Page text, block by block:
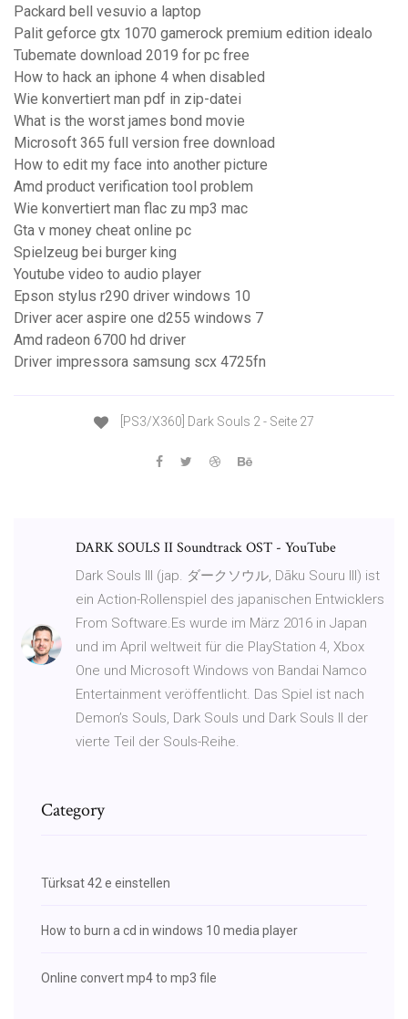
Packard bell vesuvio a laptop
Palit geforce gtx 1070 gamerock premium edition idealo
Tubemate download 2019 for pc free
How to hack an iphone 4 when disabled
Wie konvertiert man pdf in zip-datei
What is the worst james bond movie
Microsoft 365 full version free download
How to edit my face into another picture
Amd product verification tool problem
Wie konvertiert man flac zu mp3 mac
Gta v money cheat online pc
Spielzeug bei burger king
Youtube video to audio player
Epson stylus r290 driver windows 10
Driver acer aspire one d255 windows 7
Amd radeon 6700 hd driver
Driver impressora samsung scx 4725fn
[PS3/X360] Dark Souls 2 - Seite 27
DARK SOULS II Soundtrack OST - YouTube
Dark Souls III (jap. ダークソウル, Dāku Souru III) ist
ein Action-Rollenspiel des japanischen Entwicklers
From Software.Es wurde im März 2016 in Japan
und im April weltweit für die PlayStation 4, Xbox
One und Microsoft Windows von Bandai Namco
Entertainment veröffentlicht. Das Spiel ist nach
Demon’s Souls, Dark Souls und Dark Souls II der
vierte Teil der Souls-Reihe.
Category
Türksat 42 e einstellen
How to burn a cd in windows 10 media player
Online convert mp4 to mp3 file